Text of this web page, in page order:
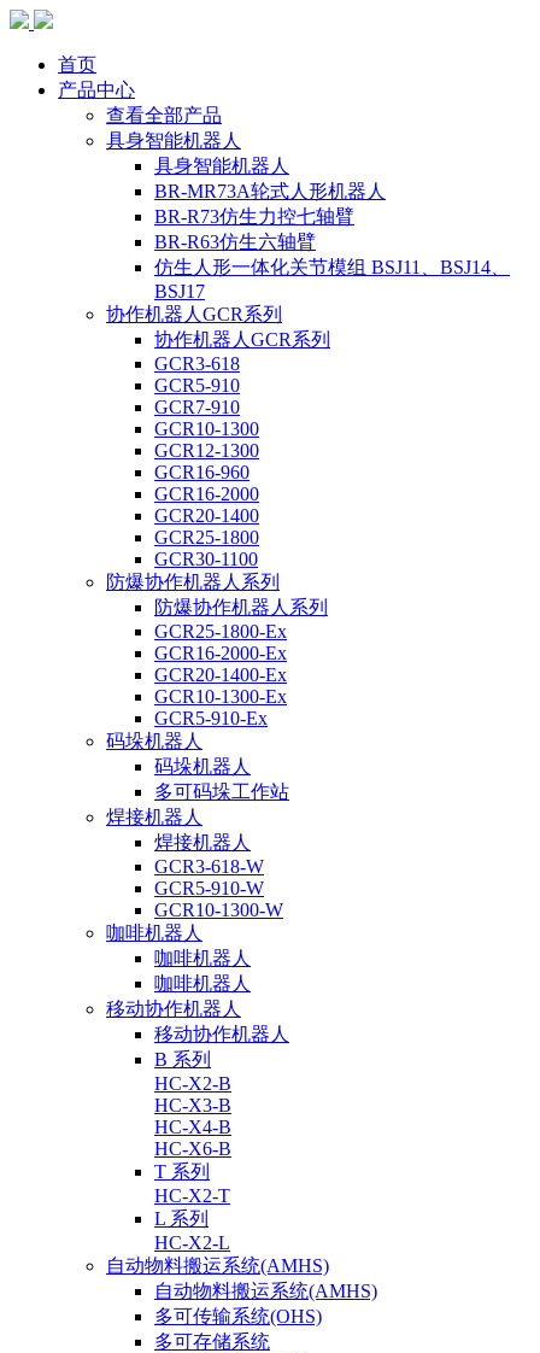
首页
产品中心
查看全部产品
具身智能机器人
具身智能机器人
BR-MR73A轮式人形机器人
BR-R73仿生力控七轴臂
BR-R63仿生六轴臂
仿生人形一体化关节模组 BSJ11、BSJ14、
BSJ17
协作机器人GCR系列
协作机器人GCR系列
GCR3-618
GCR5-910
GCR7-910
GCR10-1300
GCR12-1300
GCR16-960
GCR16-2000
GCR20-1400
GCR25-1800
GCR30-1100
防爆协作机器人系列
防爆协作机器人系列
GCR25-1800-Ex
GCR16-2000-Ex
GCR20-1400-Ex
GCR10-1300-Ex
GCR5-910-Ex
码垛机器人
码垛机器人
多可码垛工作站
焊接机器人
焊接机器人
GCR3-618-W
GCR5-910-W
GCR10-1300-W
咖啡机器人
咖啡机器人
咖啡机器人
移动协作机器人
移动协作机器人
B 系列
HC-X2-B
HC-X3-B
HC-X4-B
HC-X6-B
T 系列
HC-X2-T
L 系列
HC-X2-L
自动物料搬运系统(AMHS)
自动物料搬运系统(AMHS)
多可传输系统(OHS)
多可存储系统